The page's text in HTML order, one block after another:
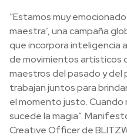
“Estamos muy
maestra’, una campaña
que incorpora inteligencia
de movimientos artísticos
maestros del pasado y del
trabajan juntos para
el momento justo.
sucede la magia”. M
Creative Officer de